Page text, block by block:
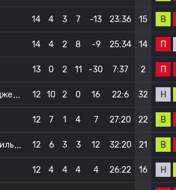
14 4 3 7 -13 23:36 15 В
14 4 2 8 -9 25:34 14 П
13 0 2 11 -30 7:37 2 П
12 10 2 0 16 22:6 32 Н
12 7 1 4 7 27:20 22 В
12 6 3 3 12 32:20 21 В
12 4 4 4 4 26:22 16 Н